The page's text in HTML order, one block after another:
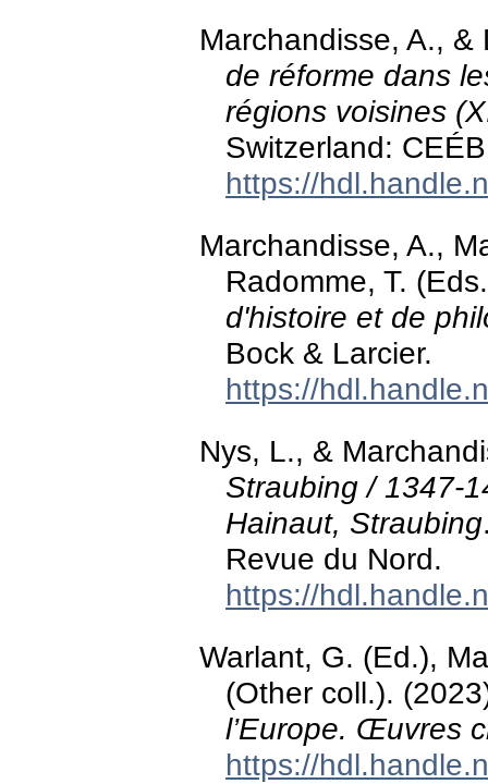
Marchandisse, A.,
de réforme dans
régions voisines
Switzerland:
https://
Marchandisse, A.,
Radomme, T.
d'histoire et de
Bock & Larcier.
https://
Nys, L., &
Straubing / 1347-
Hainaut, Straubing
Revue du Nord.
https://
Warlant, G. (Ed.),
(Other coll.).
l’Europe. Œuvres
https://